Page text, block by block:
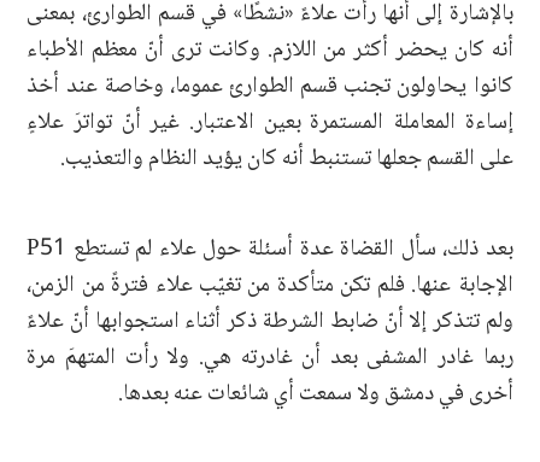
بالإشارة إلى أنها رأت علاءً «نشطًا» في قسم الطوارئ، بمعنى
أنه كان يحضر أكثر من اللازم. وكانت ترى أنّ معظم الأطباء
كانوا يحاولون تجنب قسم الطوارئ عموما، وخاصة عند أخذ
إساءة المعاملة المستمرة بعين الاعتبار. غير أنّ تواترَ علاءٍ
على القسم جعلها تستنبط أنه كان يؤيد النظام والتعذيب.
بعد ذلك، سأل القضاة عدة أسئلة حول علاء لم تستطع P51
الإجابة عنها. فلم تكن متأكدة من تغيّب علاء فترةً من الزمن،
ولم تتذكر إلا أنّ ضابط الشرطة ذكر أثناء استجوابها أنّ علاءً
ربما غادر المشفى بعد أن غادرته هي. ولا رأت المتهمَ مرة
أخرى في دمشق ولا سمعت أي شائعات عنه بعدها.